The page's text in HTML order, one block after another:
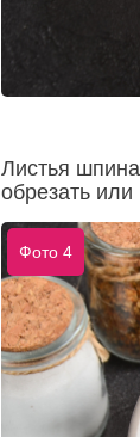
Листья
обрезать
Фото 4